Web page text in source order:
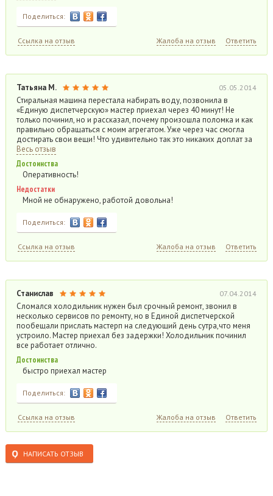
Поделиться:
Ссылка на отзыв Жалоба на отзыв Ответить
Татьяна М. 05.05.2014
Стиральная машина перестала набирать воду, позвонила в
«Единую диспетчерскую» мастер приехал через 40 минут! Не
только починил, но и рассказал, почему произошла поломка и как
правильно обращаться с моим агрегатом. Уже через час смогла
достирать свои вещи! Что удивительно так это никаких доплат за
Весь отзыв
Достоинства
Оперативность!
Недостатки
Мной не обнаружено, работой довольна!
Поделиться:
Ссылка на отзыв Жалоба на отзыв Ответить
Станислав 07.04.2014
Сломался холодильник нужен был срочный ремонт, звонил в
несколько сервисов по ремонту, но в Единой диспетчерской
пообещали прислать мастерп на следующий день сутра,что меня
устроило. Мастер приехал без задержки! Холодильник починил
все работает отлично.
Достоинства
быстро приехал мастер
Поделиться:
Ссылка на отзыв Жалоба на отзыв Ответить
НАПИСАТЬ ОТЗЫВ